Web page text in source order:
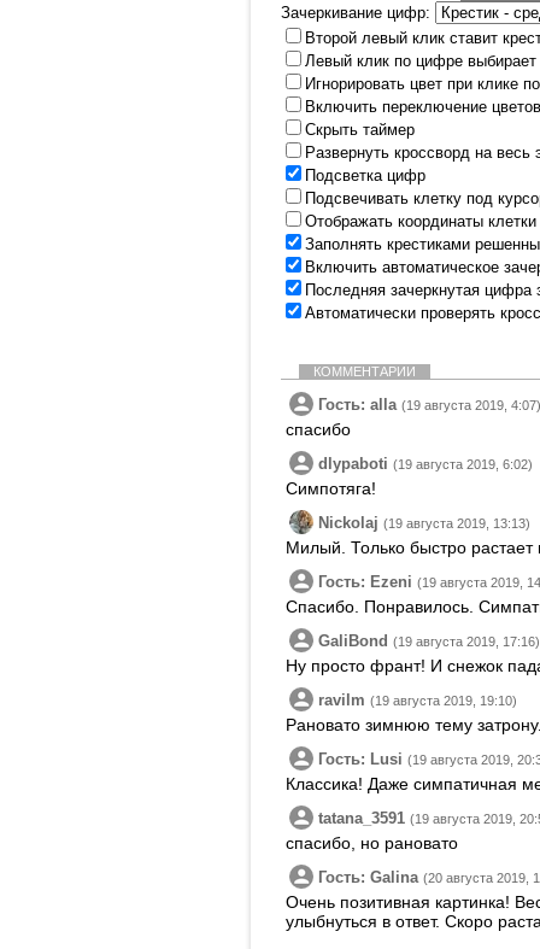
Зачеркивание цифр:
Второй левый клик ставит
Левый клик по цифре выбирает
Игнорировать цвет при клике
Включить переключение
Скрыть таймер
Развернуть кроссворд на
Подсветка цифр
Подсвечивать клетку под
Отображать координаты
Заполнять крестиками
Включить автоматическое
Последняя зачеркнутая цифра
Автоматически проверять
КОММЕНТАРИИ
Гость: alla (19 августа 2019, 4:07)
спасибо
dlypaboti (19 августа 2019, 6:02)
Симпотяга!
Nickolaj (19 августа 2019, 13:13)
Милый. Только быстро растает
Гость: Ezeni (19 августа 2019,
Спасибо. Понравилось.
GaliBond (19 августа 2019, 17:16)
Ну просто франт! И снежок
ravilm (19 августа 2019, 19:10)
Рановато зимнюю тему
Гость: Lusi (19 августа 2019,
Классика! Даже симпатичная
tatana_3591 (19 августа 2019,
спасибо, но рановато
Гость: Galina (20 августа 2019,
Очень позитивная картинка!
улыбнуться в ответ. Скоро